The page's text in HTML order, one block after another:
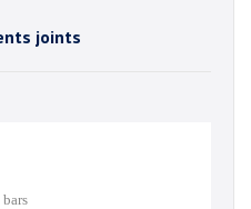
joints